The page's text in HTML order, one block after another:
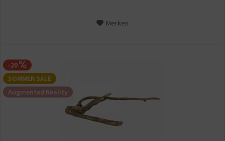
Merken
-20
SOMMER SALE
Augmented Reality